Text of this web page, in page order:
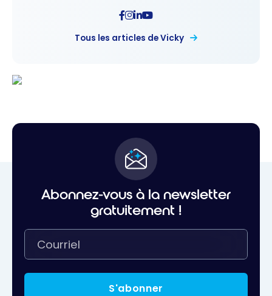
Tous les articles de Vicky
Abonnez-vous à la newsletter
gratuitement !
S'abonner